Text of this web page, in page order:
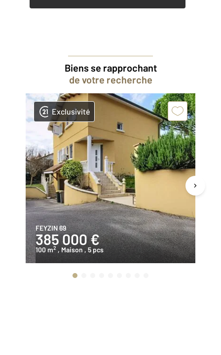
Biens se rapprochant
de votre recherche
Exclusivité
FEYZIN 69
385 000 €
100 m2 , Maison , 5 pcs